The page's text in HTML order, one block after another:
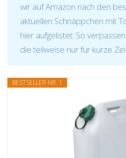
wir auf Amazon nach den
aktuellen Schnäppchen mit
hier aufgelistet. So
die teilweise nur für kurze
BESTSELLER NR. 1